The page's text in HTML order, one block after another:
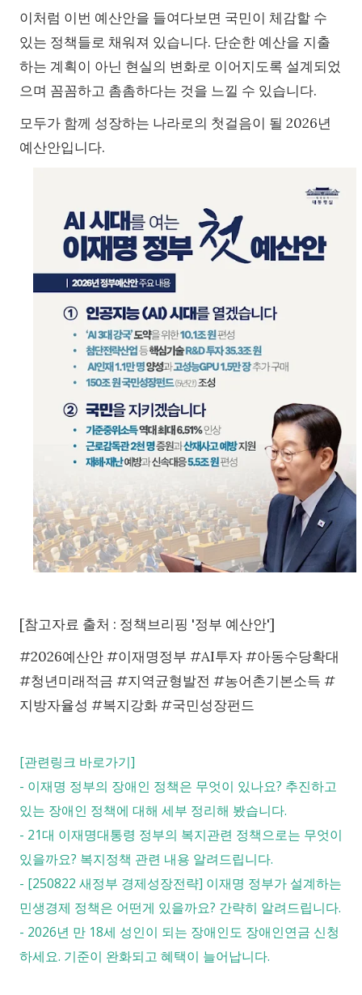
이처럼 이번 예산안을 들여다보면 국민이 체감할 수
있는 정책들로 채워져 있습니다. 단순한 예산을 지출
하는 계획이 아닌 현실의 변화로 이어지도록 설계되었
으며 꼼꼼하고 촘촘하다는 것을 느낄 수 있습니다.
모두가 함께 성장하는 나라로의 첫걸음이 될 2026년
예산안입니다.
[참고자료 출처 : 정책브리핑 '정부 예산안']
#2026예산안 #이재명정부 #AI투자 #아동수당확대
#청년미래적금 #지역균형발전 #농어촌기본소득 #
지방자율성 #복지강화 #국민성장펀드
[관련링크 바로가기]
- 이재명 정부의 장애인 정책은 무엇이 있나요? 추진하고
있는 장애인 정책에 대해 세부 정리해 봤습니다.
- 21대 이재명대통령 정부의 복지관련 정책으로는 무엇이
있을까요? 복지정책 관련 내용 알려드립니다.
- [250822 새정부 경제성장전략] 이재명 정부가 설계하는
민생경제 정책은 어떤게 있을까요? 간략히 알려드립니다.
- 2026년 만 18세 성인이 되는 장애인도 장애인연금 신청
하세요. 기준이 완화되고 혜택이 늘어납니다.